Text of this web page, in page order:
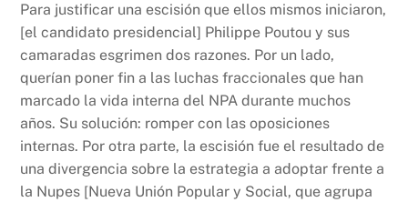
Para justificar una escisión que ellos mismos iniciaron,
[el candidato presidencial] Philippe Poutou y sus
camaradas esgrimen dos razones. Por un lado,
querían poner fin a las luchas fraccionales que han
marcado la vida interna del NPA durante muchos
años. Su solución: romper con las oposiciones
internas. Por otra parte, la escisión fue el resultado de
una divergencia sobre la estrategia a adoptar frente a
la Nupes [Nueva Unión Popular y Social, que agrupa